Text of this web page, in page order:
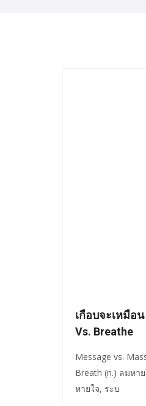
เกือบจะเหมือ
Vs. Breathe
Message vs.
Breath (n.) ลมหา
หายใจ, ระบ